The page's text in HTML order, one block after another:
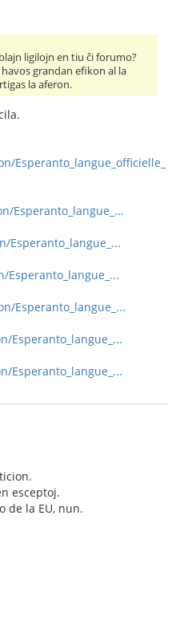
ligilojn en tiu ĉi forumo?
grandan efikon al la
la aferon.
Esperanto_langue_officielle_
Esperanto_langue_...
Esperanto_langue_...
Esperanto_langue_...
Esperanto_langue_...
esceptoj.
de la EU, nun.